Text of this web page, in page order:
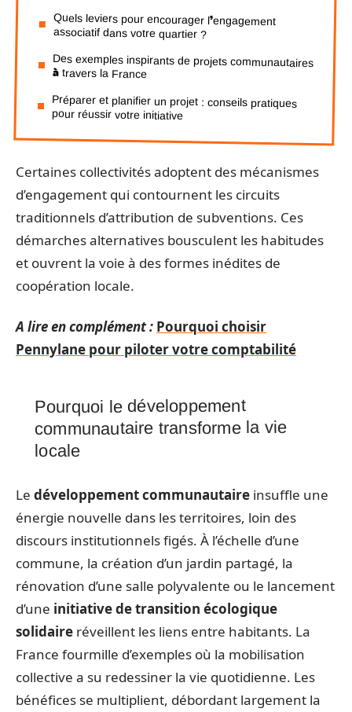
Quels leviers pour encourager l’engagement
associatif dans votre quartier ?
Des exemples inspirants de projets communautaires
à travers la France
Préparer et planifier un projet : conseils pratiques
pour réussir votre initiative
Certaines collectivités adoptent des mécanismes
d’engagement qui contournent les circuits
traditionnels d’attribution de subventions. Ces
démarches alternatives bousculent les habitudes
et ouvrent la voie à des formes inédites de
coopération locale.
A lire en complément : Pourquoi choisir
Pennylane pour piloter votre comptabilité
Pourquoi le développement
communautaire transforme la vie
locale
Le développement communautaire insuffle une
énergie nouvelle dans les territoires, loin des
discours institutionnels figés. À l’échelle d’une
commune, la création d’un jardin partagé, la
rénovation d’une salle polyvalente ou le lancement
d’une initiative de transition écologique
solidaire réveillent les liens entre habitants. La
France fourmille d’exemples où la mobilisation
collective a su redessiner la vie quotidienne. Les
bénéfices se multiplient, débordant largement la